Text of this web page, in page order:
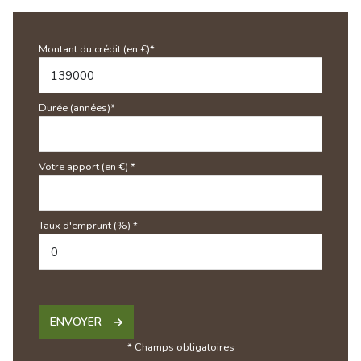
Montant du crédit (en €)*
Durée (années)*
Votre apport (en €) *
Taux d'emprunt (%) *
ENVOYER
* Champs obligatoires